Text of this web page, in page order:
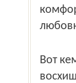
Вот